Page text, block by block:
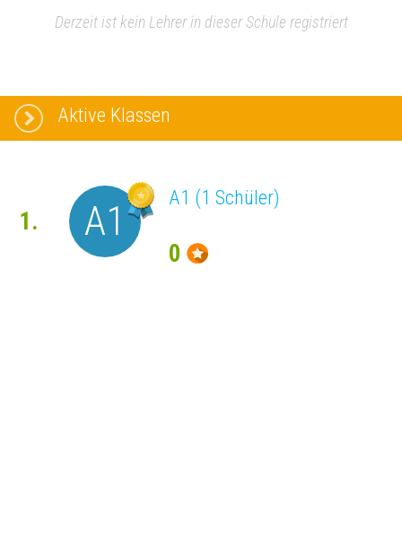
Derzeit ist kein Lehrer in dieser Schule registriert
Aktive Klassen
1. A1 A1 (1 Schüler)
0